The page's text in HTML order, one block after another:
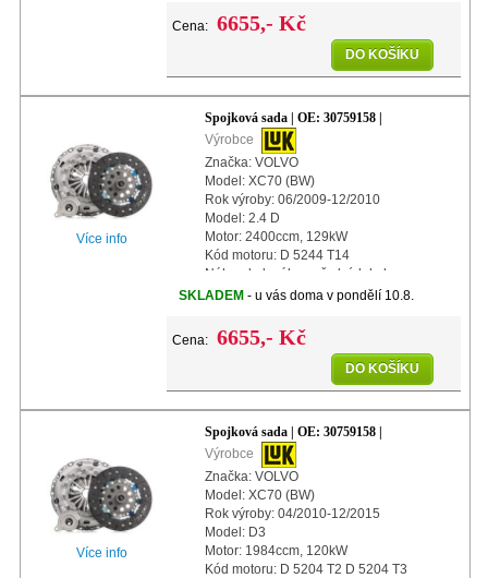
Další info: s automatickým nas
Cena: 6655,- Kč
DO KOŠÍKU
Více info
Spojková sada | OE: 30759158 |
Výrobce
Značka: VOLVO
Model: XC70 (BW)
Rok výroby: 06/2009-12/2010
Model: 2.4 D
Motor: 2400ccm, 129kW
Kód motoru: D 5244 T14
Náhon kol: náhon předních kol
Další info: s centrálním vypínacím
Další info: s automatickým nastaven
SKLADEM - u vás doma v pondělí 10.8.
Cena: 6655,- Kč
DO KOŠÍKU
Více info
Spojková sada | OE: 30759158 |
Výrobce
Značka: VOLVO
Model: XC70 (BW)
Rok výroby: 04/2010-12/2015
Model: D3
Motor: 1984ccm, 120kW
Kód motoru: D 5204 T2 D 5204 T3